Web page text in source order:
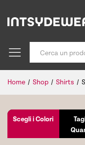
Home / Shop / Shirts /
Scegli i Colori